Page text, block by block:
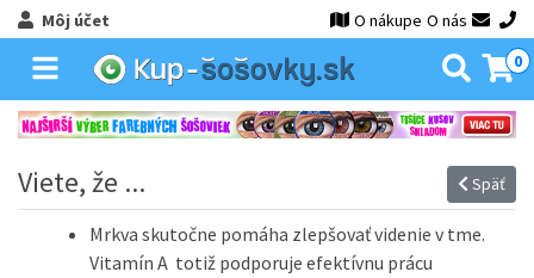
Môj účet O nákupe O nás
0
Viete, že ... Späť
Mrkva skutočne pomáha zlepšovať videnie v tme.
Vitamín A totiž podporuje efektívnu prácu